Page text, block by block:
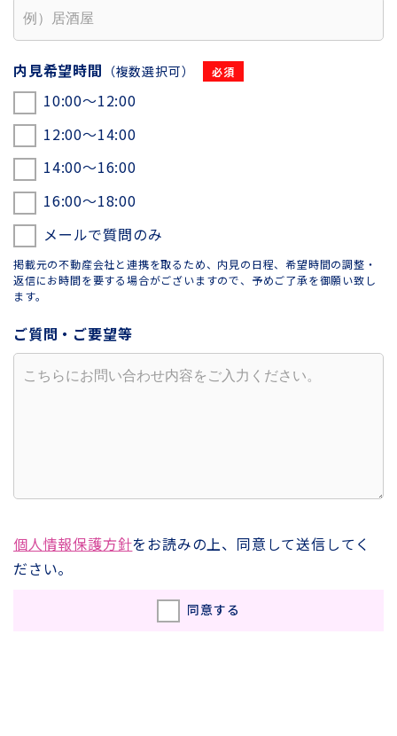
内見希望時間 （複数選択可）
10:00〜12:00
12:00〜14:00
14:00〜16:00
16:00〜18:00
メールで質問のみ
掲載元の不動産会社と連携を取るため、内見の日程、希望時間の調整・
返信にお時間を要する場合がございますので、予めご了承を御願い致し
ます。
ご質問・ご要望等
個人情報保護方針をお読みの上、同意して送信してく
ださい。
同意する